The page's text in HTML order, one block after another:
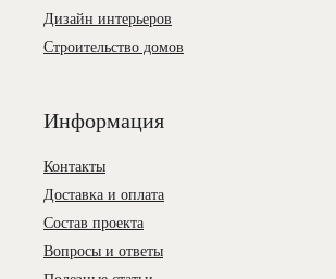
Дизайн интерьеров
Строительство домов
Информация
Контакты
Доставка и оплата
Состав проекта
Вопросы и ответы